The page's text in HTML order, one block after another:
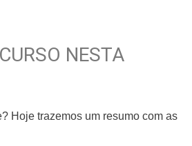
NESTA
Hoje trazemos um resumo com as